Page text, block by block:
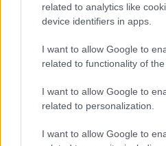
related to analytics like
device identifiers in apps.
I want to allow Google to
related to functionality of
I want to allow Google to
related to personalization.
I want to allow Google to